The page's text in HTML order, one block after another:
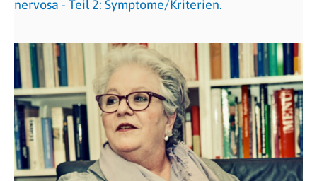
nervosa - Teil 2: Symptome/Kriterien.